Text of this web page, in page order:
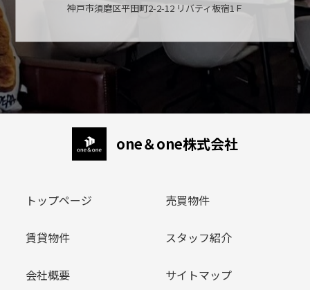
神戸市須磨区平田町2-2-12 リバティ板宿1Ｆ
one＆one株式会社
トップページ 売買物件
賃貸物件 スタッフ紹介
会社概要 サイトマップ